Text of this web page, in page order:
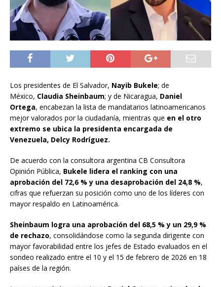
Los presidentes de El Salvador, Nayib Bukele; de
México, Claudia Sheinbaum; y de Nicaragua, Daniel
Ortega, encabezan la lista de mandatarios latinoamericanos
mejor valorados por la ciudadanía, mientras que en el otro
extremo se ubica la presidenta encargada de
Venezuela, Delcy Rodríguez.
De acuerdo con la consultora argentina CB Consultora
Opinión Pública, Bukele lidera el ranking con una
aprobación del 72,6 % y una desaprobación del 24,8 %,
cifras que refuerzan su posición como uno de los líderes con
mayor respaldo en Latinoamérica.
Sheinbaum logra una aprobación del 68,5 % y un 29,9 %
de rechazo, consolidándose como la segunda dirigente con
mayor favorabilidad entre los jefes de Estado evaluados en el
sondeo realizado entre el 10 y el 15 de febrero de 2026 en 18
países de la región.